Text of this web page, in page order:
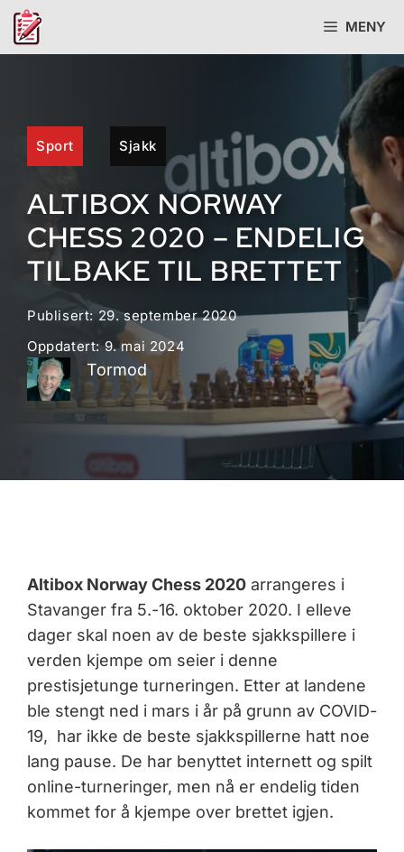
Hopp
MENY
Sport Sjakk
ALTIBOX NORWAY
CHESS 2020 – ENDELIG
TILBAKE TIL BRETTET
Publisert: 29. september 2020
Oppdatert:9. mai 2024
Tormod
Altibox Norway Chess 2020arrangeres i
Stavanger fra 5.-16. oktober 2020. I elleve
dager skal noen av de beste sjakkspillere i
verden kjempe om seier i denne
prestisjetunge turneringen. Etter at landene
ble stengt ned i mars i år på grunn av COVID-
19, har ikke de beste sjakkspillerne hatt noe
lang pause. De har benyttet internett og spilt
online-turneringer, men nå er endelig tiden
kommet for å kjempe over brettet igjen.